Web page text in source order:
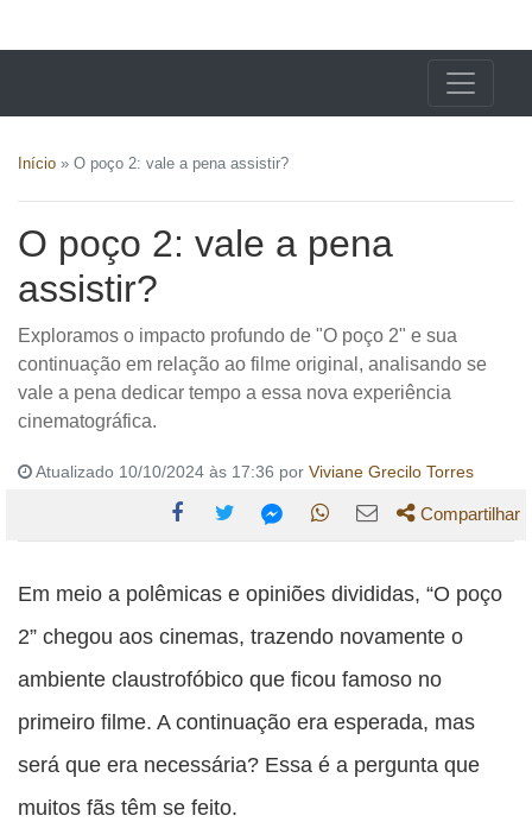
Início » O poço 2: vale a pena assistir?
O poço 2: vale a pena
assistir?
Exploramos o impacto profundo de "O poço 2" e sua
continuação em relação ao filme original, analisando se
vale a pena dedicar tempo a essa nova experiência
cinematográfica.
Atualizado 10/10/2024 às 17:36 por Viviane Grecilo Torres
esta
publicação
Facebook
esta
publicação
Twitter
esta
publicação
esta
publicação
esta
publicação
Compartilhar
Em meio a polêmicas e opiniões divididas, “O poço
2” chegou aos cinemas, trazendo novamente o
ambiente claustrofóbico que ficou famoso no
primeiro filme. A continuação era esperada, mas
será que era necessária? Essa é a pergunta que
muitos fãs têm se feito.